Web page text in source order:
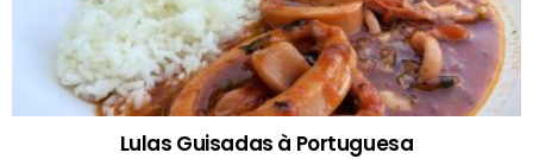
Lulas Guisadas à Portuguesa